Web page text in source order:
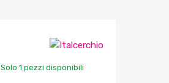
Solo 1 pezzi disponibili